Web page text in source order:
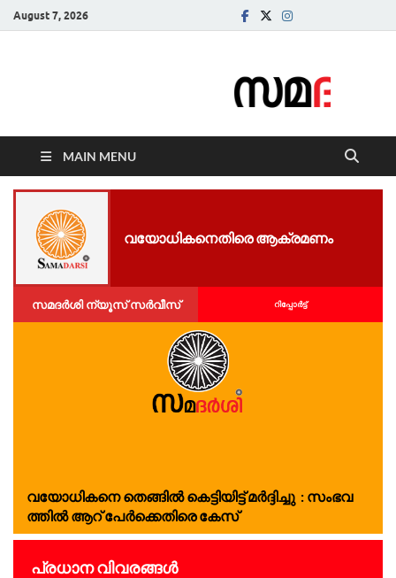
August 7, 2026
MAIN MENU
വ​യോ​ധി​ക​നെതിരെ ആക്രമണം
സമദർശി ന്യൂസ് സർവീസ് റിപ്പോര്‍ട്ട്
വ​യോ​ധി​ക​നെ തെ​ങ്ങി​ൽ കെ​ട്ടി​യി​ട്ട് മ​ർ​ദ്ദി​ച്ചു : സം​ഭ​വ​
ത്തി​ൽ ആ​റ് പേ​ർ​ക്കെ​തി​രെ കേ​സ്
പ്രധാന വിവരങ്ങൾ